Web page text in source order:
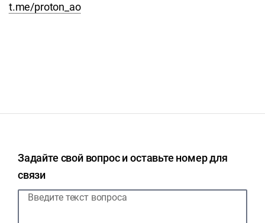
t.me/proton_ao
Задайте свой вопрос и оставьте номер для
связи